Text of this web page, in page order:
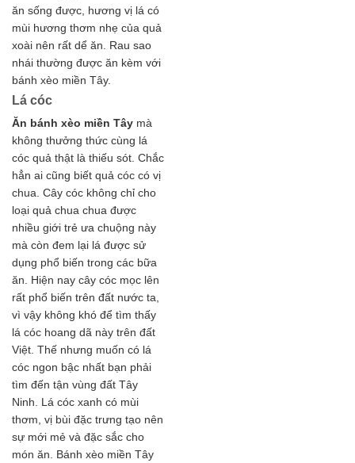
ăn sống được, hương vị lá có
mùi hương thơm nhẹ của quả
xoài nên rất dể ăn. Rau sao
nhái thường được ăn kèm với
bánh xèo miền Tây.
Lá cóc
Ăn bánh xèo miền Tây mà
không thưởng thức cùng lá
cóc quả thật là thiếu sót. Chắc
hẳn ai cũng biết quả cóc có vị
chua. Cây cóc không chỉ cho
loại quả chua chua được
nhiều giới trẻ ưa chuộng này
mà còn đem lại lá được sử
dụng phổ biến trong các bữa
ăn. Hiện nay cây cóc mọc lên
rất phổ biến trên đất nước ta,
vì vậy không khó để tìm thấy
lá cóc hoang dã này trên đất
Việt. Thế nhưng muốn có lá
cóc ngon bậc nhất bạn phải
tìm đến tận vùng đất Tây
Ninh. Lá cóc xanh có mùi
thơm, vị bùi đặc trưng tạo nên
sự mới mẻ và đặc sắc cho
món ăn. Bánh xèo miền Tây